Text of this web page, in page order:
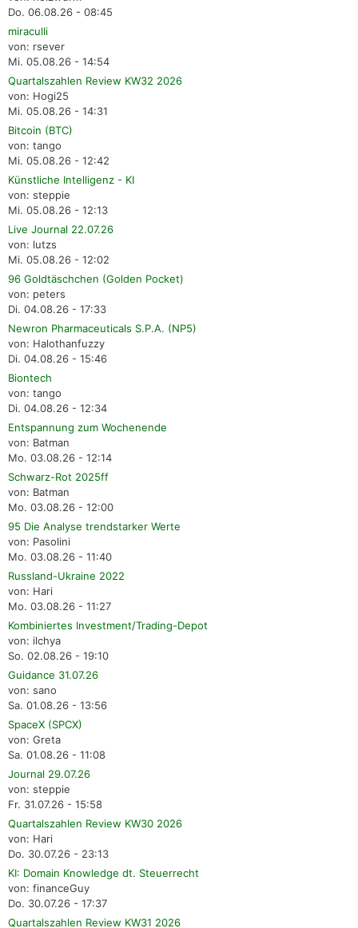
Do. 06.08.26 - 08:45
miraculli
von: rsever
Mi. 05.08.26 - 14:54
Quartalszahlen Review KW32 2026
von: Hogi25
Mi. 05.08.26 - 14:31
Bitcoin (BTC)
von: tango
Mi. 05.08.26 - 12:42
Künstliche Intelligenz - KI
von: steppie
Mi. 05.08.26 - 12:13
Live Journal 22.07.26
von: lutzs
Mi. 05.08.26 - 12:02
96 Goldtäschchen (Golden Pocket)
von: peters
Di. 04.08.26 - 17:33
Newron Pharmaceuticals S.P.A. (NP5)
von: Halothanfuzzy
Di. 04.08.26 - 15:46
Biontech
von: tango
Di. 04.08.26 - 12:34
Entspannung zum Wochenende
von: Batman
Mo. 03.08.26 - 12:14
Schwarz-Rot 2025ff
von: Batman
Mo. 03.08.26 - 12:00
95 Die Analyse trendstarker Werte
von: Pasolini
Mo. 03.08.26 - 11:40
Russland-Ukraine 2022
von: Hari
Mo. 03.08.26 - 11:27
Kombiniertes Investment/Trading-Depot
von: ilchya
So. 02.08.26 - 19:10
Guidance 31.07.26
von: sano
Sa. 01.08.26 - 13:56
SpaceX (SPCX)
von: Greta
Sa. 01.08.26 - 11:08
Journal 29.07.26
von: steppie
Fr. 31.07.26 - 15:58
Quartalszahlen Review KW30 2026
von: Hari
Do. 30.07.26 - 23:13
KI: Domain Knowledge dt. Steuerrecht
von: financeGuy
Do. 30.07.26 - 17:37
Quartalszahlen Review KW31 2026